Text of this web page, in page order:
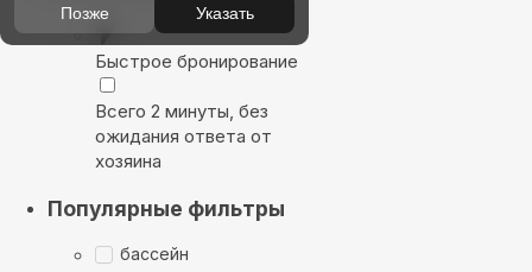
Быстрое бронирование
Всего 2 минуты, без
ожидания ответа от
хозяина
Популярные фильтры
бассейн
Позже Указать